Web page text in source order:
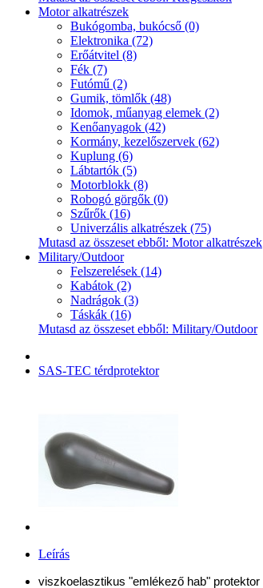
Motor alkatrészek
Bukógomba, bukócső (0)
Elektronika (72)
Erőátvitel (8)
Fék (7)
Futómű (2)
Gumik, tömlők (48)
Idomok, műanyag elemek (2)
Kenőanyagok (42)
Kormány, kezelőszervek (62)
Kuplung (6)
Lábtartók (5)
Motorblokk (8)
Robogó görgők (0)
Szűrők (16)
Univerzális alkatrészek (75)
Mutasd az összeset ebből: Motor alkatrészek
Military/Outdoor
Felszerelések (14)
Kabátok (2)
Nadrágok (3)
Táskák (16)
Mutasd az összeset ebből: Military/Outdoor
SAS-TEC térdprotektor
Leírás
viszkoelasztikus "emlékező hab" protektor